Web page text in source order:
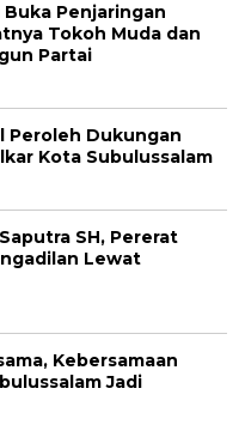
Buka Penjaringan
Tokoh Muda dan
Partai
Peroleh Dukungan
Kota Subulussalam
SH, Pererat
Lewat
Kebersamaan
Jadi